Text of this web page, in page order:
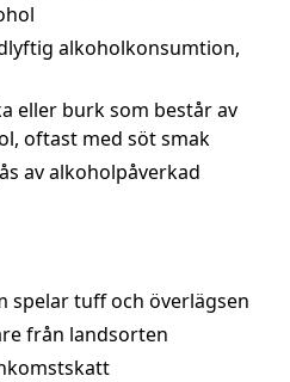
alkoholkonsumtion,
eller burk som består av
oftast med söt smak
av alkoholpåverkad
spelar tuff och överlägsen
från landsorten